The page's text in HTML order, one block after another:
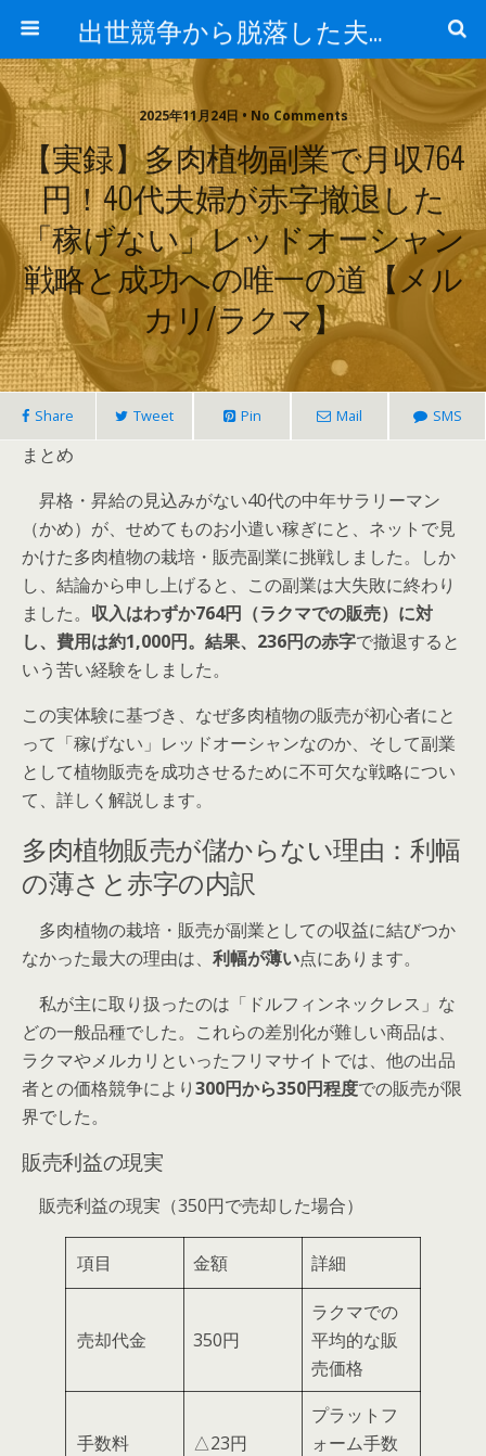
出世競争から脱落した夫と妻の日常
2025年11月24日 • No Comments
【実録】多肉植物副業で月収764
円！40代夫婦が赤字撤退した
「稼げない」レッドオーシャン
戦略と成功への唯一の道【メル
カリ/ラクマ】
Share Tweet Pin Mail SMS
まとめ
昇格・昇給の見込みがない40代の中年サラリーマン
（かめ）が、せめてものお小遣い稼ぎにと、ネットで見
かけた多肉植物の栽培・販売副業に挑戦しました。しか
し、結論から申し上げると、この副業は大失敗に終わり
ました。 収入はわずか764円（ラクマでの販売）に対
し、費用は約1,000円。結果、236円の赤字で撤退すると
いう苦い経験をしました。
この実体験に基づき、なぜ多肉植物の販売が初心者にと
って「稼げない」レッドオーシャンなのか、そして副業
として植物販売を成功させるために不可欠な戦略につい
て、詳しく解説します。
多肉植物販売が儲からない理由：利幅
の薄さと赤字の内訳
多肉植物の栽培・販売が副業としての収益に結びつか
なかった最大の理由は、 利幅が薄い点にあります。
私が主に取り扱ったのは「ドルフィンネックレス」な
どの一般品種でした。これらの差別化が難しい商品は、
ラクマやメルカリといったフリマサイトでは、他の出品
者との価格競争により300円から350円程度での販売が限
界でした。
販売利益の現実
販売利益の現実（350円で売却した場合）
項目 金額 詳細
売却代金 350円
ラクマでの
平均的な販
売価格
手数料 △23円
プラットフ
ォーム手数